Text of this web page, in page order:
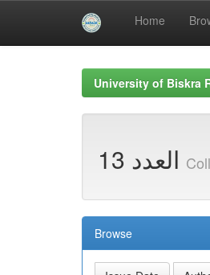
Home
University of Biskra
Browse